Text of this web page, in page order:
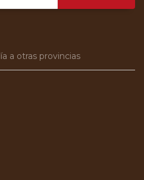
a otras provincias